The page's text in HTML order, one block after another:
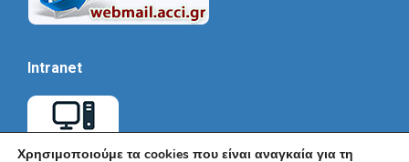
Intranet
Χρησιμοποιούμε τα cookies που είναι αναγκαία για τη